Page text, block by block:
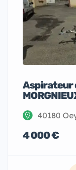
Aspirateur
40180
4 000 €